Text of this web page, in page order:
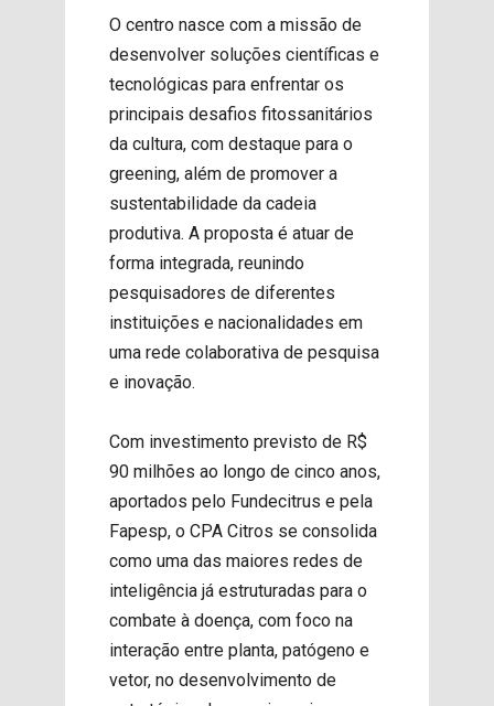
O centro nasce com a missão de
desenvolver soluções científicas e
tecnológicas para enfrentar os
principais desafios fitossanitários
da cultura, com destaque para o
greening, além de promover a
sustentabilidade da cadeia
produtiva. A proposta é atuar de
forma integrada, reunindo
pesquisadores de diferentes
instituições e nacionalidades em
uma rede colaborativa de pesquisa
e inovação.
Com investimento previsto de R$
90 milhões ao longo de cinco anos,
aportados pelo Fundecitrus e pela
Fapesp, o CPA Citros se consolida
como uma das maiores redes de
inteligência já estruturadas para o
combate à doença, com foco na
interação entre planta, patógeno e
vetor, no desenvolvimento de